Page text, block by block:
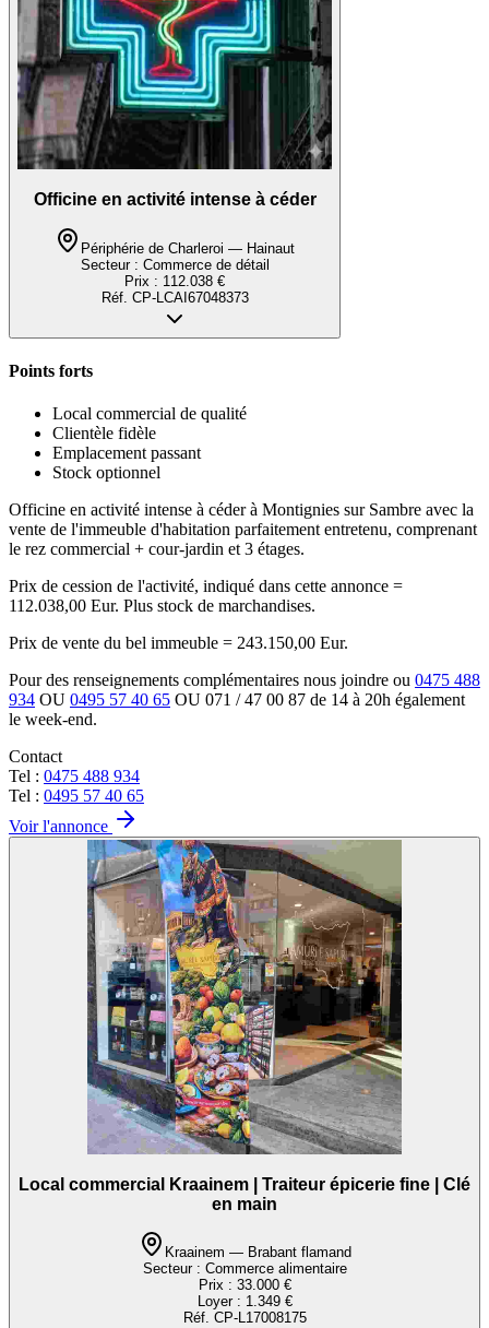
Officine en activité intense à céder
Périphérie de Charleroi — Hainaut
Secteur : Commerce de détail
Prix : 112.038 €
Réf. CP-LCAI67048373
Points forts
Local commercial de qualité
Clientèle fidèle
Emplacement passant
Stock optionnel
Officine en activité intense à céder à Montignies sur Sambre avec la
vente de l'immeuble d'habitation parfaitement entretenu, comprenant
le rez commercial + cour-jardin et 3 étages.
Prix de cession de l'activité, indiqué dans cette annonce =
112.038,00 Eur. Plus stock de marchandises.
Prix de vente du bel immeuble = 243.150,00 Eur.
Pour des renseignements complémentaires nous joindre ou 0475 488
934 OU 0495 57 40 65 OU 071 / 47 00 87 de 14 à 20h également
le week-end.
Contact
Tel : 0475 488 934
Tel : 0495 57 40 65
Voir l'annonce
Local commercial Kraainem | Traiteur épicerie fine | Clé
en main
Kraainem — Brabant flamand
Secteur : Commerce alimentaire
Prix : 33.000 €
Loyer : 1.349 €
Réf. CP-L17008175